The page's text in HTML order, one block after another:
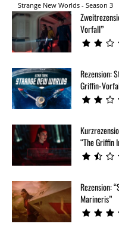
Strange New Worlds - Season 3
Vorfall”
Rezension:
Griffin-
“The Griffin
Rezension:
Marineris”